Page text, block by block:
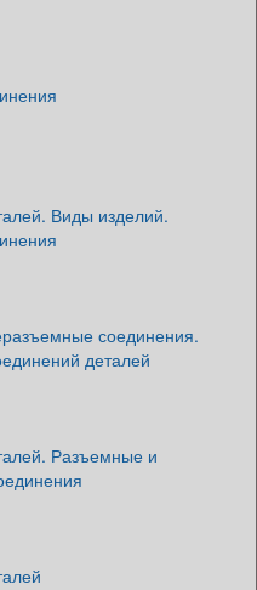
Виды изделий.
соединения.
деталей
Разъемные и